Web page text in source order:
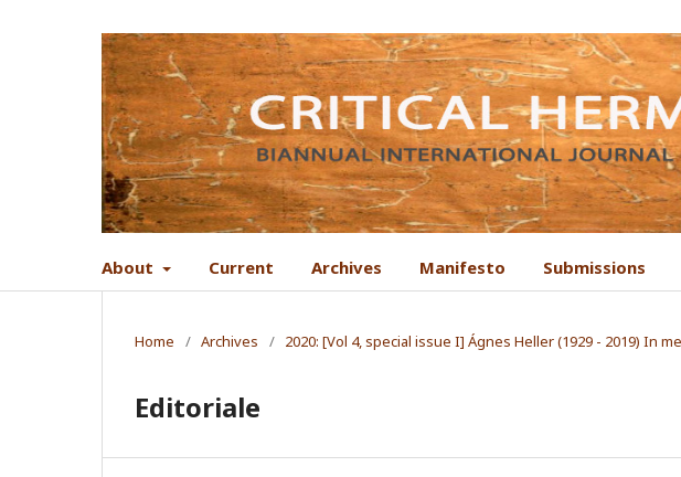
About Current Archives Manifesto Submissions
Home / Archives / 2020: [Vol 4, special issue I] Ágnes Heller (1929 - 2019) In
Editoriale